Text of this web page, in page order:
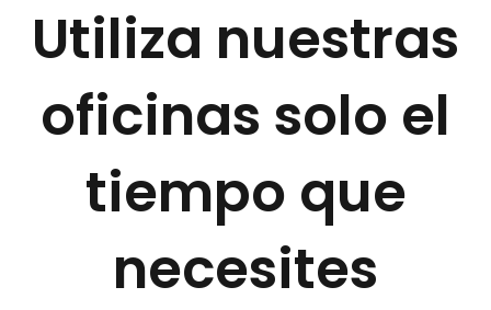
Utiliza nuestras
oficinas solo el
tiempo que
necesites